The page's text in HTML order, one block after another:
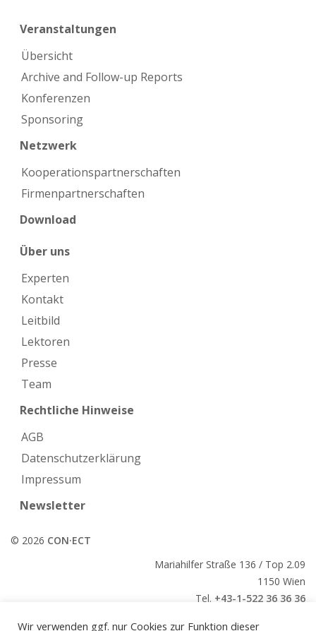
Veranstaltungen
Übersicht
Archive and Follow-up Reports
Konferenzen
Sponsoring
Netzwerk
Kooperations­partnerschaften
Firmen­partnerschaften
Download
Über uns
Experten
Kontakt
Leitbild
Lektoren
Presse
Team
Rechtliche Hinweise
AGB
Datenschutzerklärung
Impressum
Newsletter
© 2026 CON·ECT
Mariahilfer Straße 136 / Top 2.09
1150 Wien
Tel. +43-1-522 36 36 36
Wir verwenden ggf. nur Cookies zur Funktion dieser